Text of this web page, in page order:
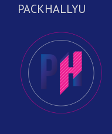
PACKHALLYU